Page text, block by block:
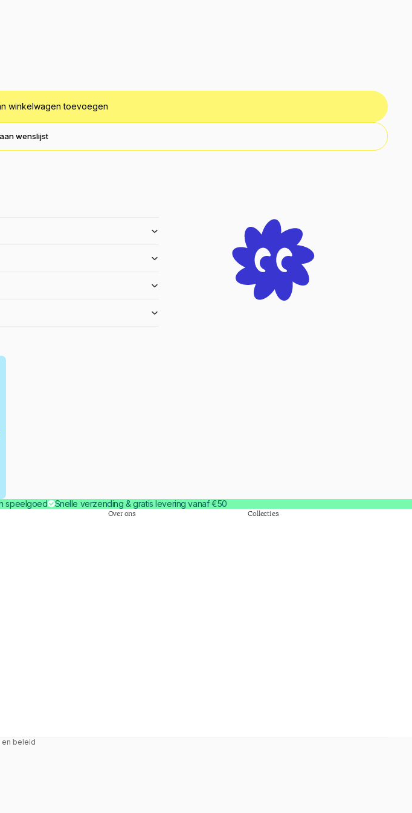
winkelwagen toevoegen
wenslijst
speelgoed Snelle verzending & gratis levering vanaf €50
Over ons Collecties
en beleid